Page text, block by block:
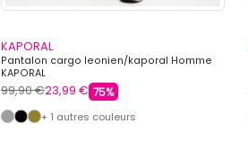
KAPORAL
Pantalon cargo leonien/kaporal Homme
KAPORAL
99,90 €23,99 € 75%
+ 1 autres couleurs